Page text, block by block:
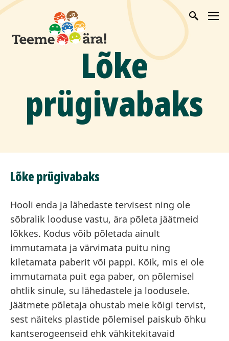
Lõke
prügivabaks
Lõke prügivabaks
Hooli enda ja lähedaste tervisest ning ole
sõbralik looduse vastu, ära põleta jäätmeid
lõkkes. Kodus võib põletada ainult
immutamata ja värvimata puitu ning
kiletamata paberit või pappi. Kõik, mis ei ole
immutamata puit ega paber, on põlemisel
ohtlik sinule, su lähedastele ja loodusele.
Jäätmete põletaja ohustab meie kõigi tervist,
sest näiteks plastide põlemisel paiskub õhku
kantserogeenseid ehk vähkitekitavaid